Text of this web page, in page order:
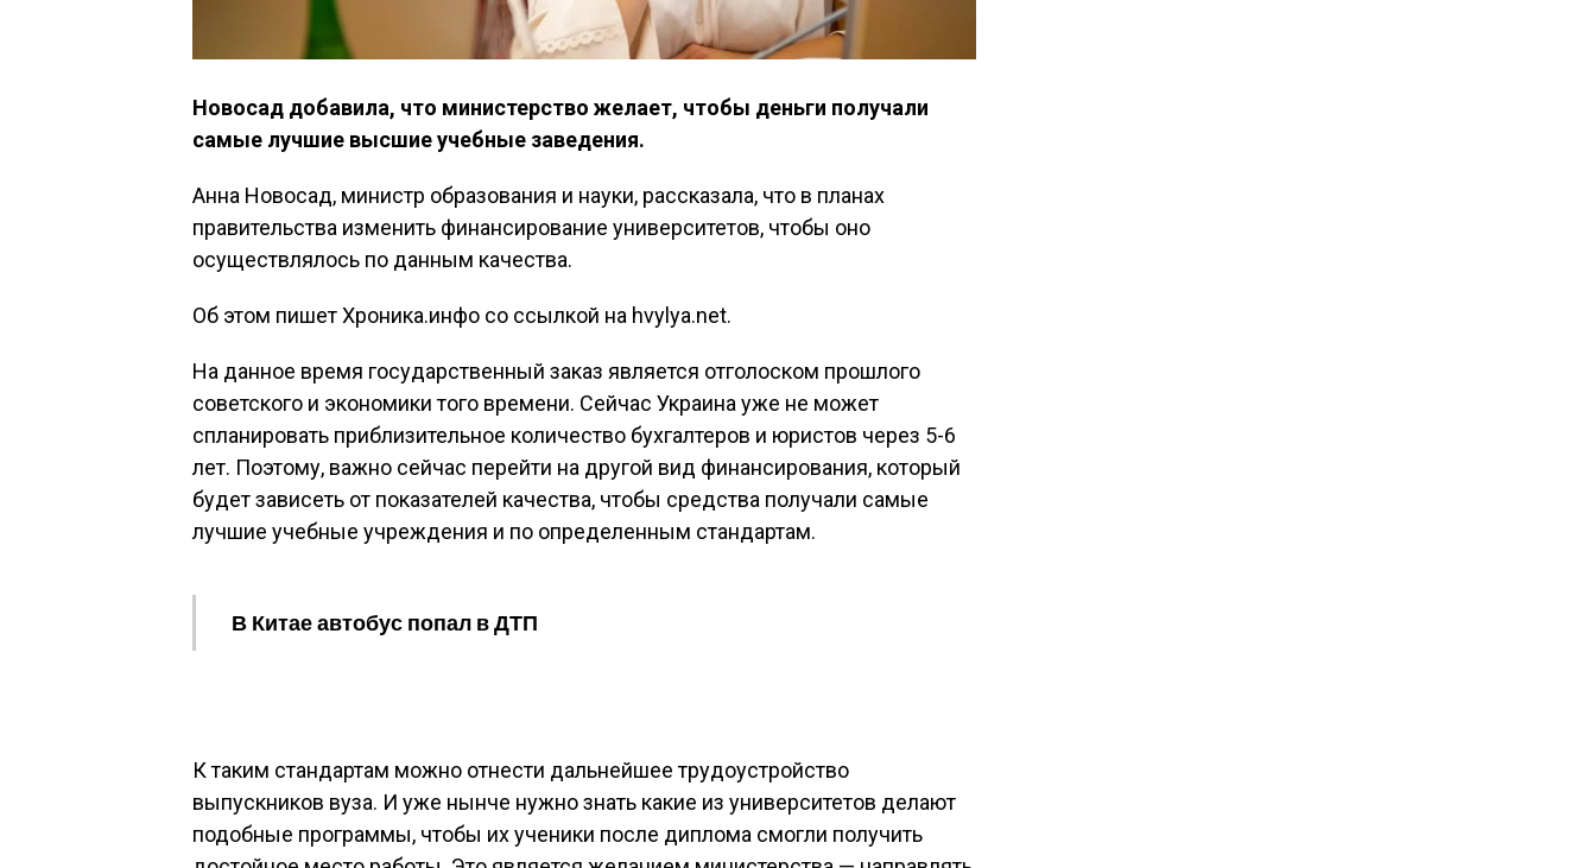
Новосад добавила, что министерство желает, чтобы деньги получали
самые лучшие высшие учебные заведения.
Анна Новосад, министр образования и науки, рассказала, что в планах
правительства изменить финансирование университетов, чтобы оно
осуществлялось по данным качества.
Об этом пишет Хроника.инфо со ссылкой на hvylya.net.
На данное время государственный заказ является отголоском прошлого
советского и экономики того времени. Сейчас Украина уже не может
спланировать приблизительное количество бухгалтеров и юристов через 5-6
лет. Поэтому, важно сейчас перейти на другой вид финансирования, который
будет зависеть от показателей качества, чтобы средства получали самые
лучшие учебные учреждения и по определенным стандартам.
В Китае автобус попал в ДТП
К таким стандартам можно отнести дальнейшее трудоустройство
выпускников вуза. И уже нынче нужно знать какие из университетов делают
подобные программы, чтобы их ученики после диплома смогли получить